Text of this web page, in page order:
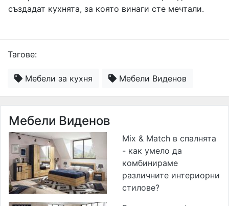
създадат кухнята, за която винаги сте мечтали.
Тагове:
Мебели за кухня Мебели Виденов
Мебели Виденов
Mix & Match в спалнята
- как умело да
комбинираме
различните интериорни
стилове?